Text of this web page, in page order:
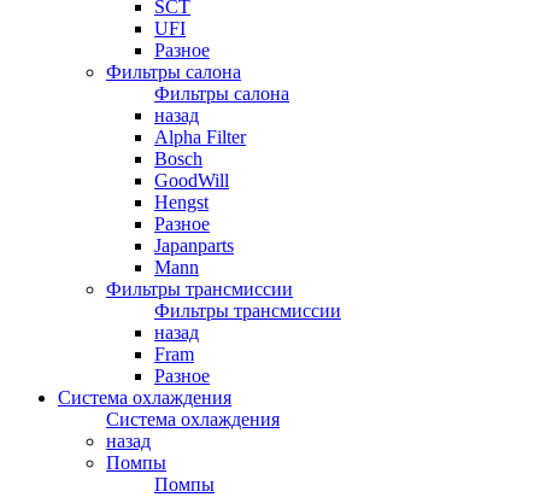
SCT
UFI
Разное
Фильтры салона
Фильтры салона
назад
Alpha Filter
Bosch
GoodWill
Hengst
Разное
Japanparts
Mann
Фильтры трансмиссии
Фильтры трансмиссии
назад
Fram
Разное
Система охлаждения
Система охлаждения
назад
Помпы
Помпы